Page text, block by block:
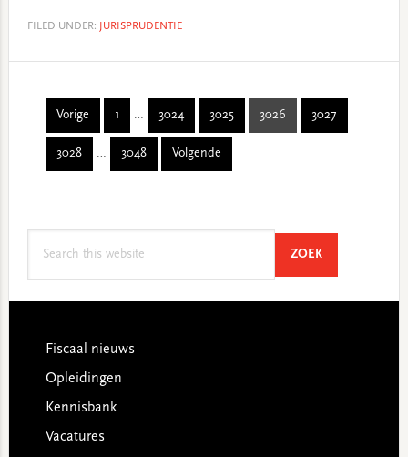
FILED UNDER: JURISPRUDENTIE
Vorige Page
1
Interim
pages
omitted
… Page
3024 Page
3025 Page
3026 Page
3027
Page
3028
Interim
pages
… Page
3048 Volgende
Primary
Sidebar
ZOEKSEARCH
Footer
Fiscaal nieuws
Opleidingen
Kennisbank
Vacatures